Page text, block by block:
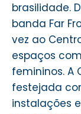
brasilidade.
banda Far
vez ao
espaços
femininos. A
festejada
instalações